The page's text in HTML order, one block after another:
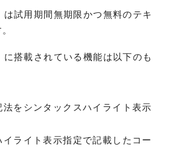
は試用期間無期限かつ無料のテキ
に搭載されている機能は以下のも
法をシンタックスハイライト表示
イライト表示指定で記載したコー